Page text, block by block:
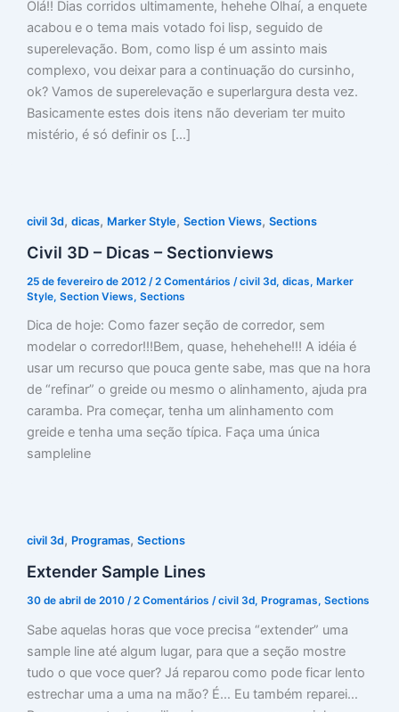
Olá!! Dias corridos ultimamente, hehehe Olhaí, a enquete
acabou e o tema mais votado foi lisp, seguido de
superelevação. Bom, como lisp é um assinto mais
complexo, vou deixar para a continuação do cursinho,
ok? Vamos de superelevação e superlargura desta vez.
Basicamente estes dois itens não deveriam ter muito
mistério, é só definir os […]
civil 3d, dicas, Marker Style, Section Views, Sections
Civil 3D – Dicas – Sectionviews
25 de fevereiro de 2012 /2 Comentários /civil 3d, dicas, Marker
Style, Section Views, Sections
Dica de hoje: Como fazer seção de corredor, sem
modelar o corredor!!!Bem, quase, hehehehe!!! A idéia é
usar um recurso que pouca gente sabe, mas que na hora
de “refinar” o greide ou mesmo o alinhamento, ajuda pra
caramba. Pra começar, tenha um alinhamento com
greide e tenha uma seção típica. Faça uma única
sampleline
civil 3d, Programas, Sections
Extender Sample Lines
30 de abril de 2010 /2 Comentários /civil 3d, Programas, Sections
Sabe aquelas horas que voce precisa “extender” uma
sample line até algum lugar, para que a seção mostre
tudo o que voce quer? Já reparou como pode ficar lento
estrechar uma a uma na mão? É… Eu também reparei…